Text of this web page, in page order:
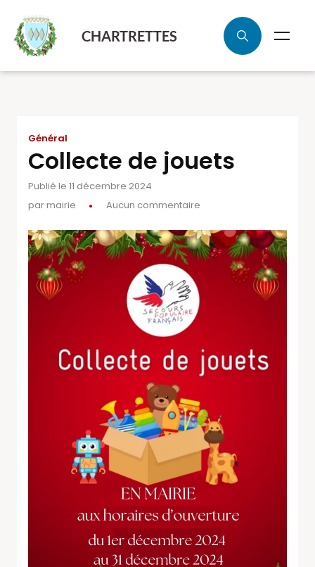
CHARTRETTES
Général
Collecte de jouets
Publié le 11 décembre 2024
parmairie Aucun commentaire